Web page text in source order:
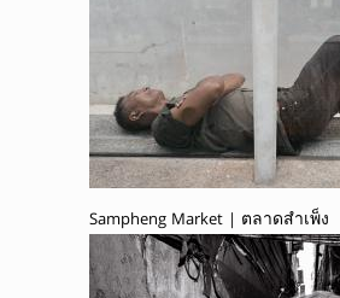
Sampheng Market | ตลาดสำเพ็ง